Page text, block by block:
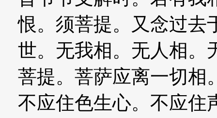
恨。须菩提。又念过去
世。无我相。无人相。
菩提。菩萨应离一切相
不应住色生心。不应住